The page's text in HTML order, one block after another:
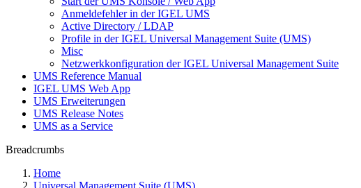
Anmeldefehler in der IGEL UMS
Active Directory / LDAP
Profile in der IGEL Universal Management Suite (UMS)
Misc
Netzwerkkonfiguration der IGEL Universal Management Suite
UMS Reference Manual
IGEL UMS Web App
UMS Erweiterungen
UMS Release Notes
UMS as a Service
Breadcrumbs
Home
Universal Management Suite (UMS)